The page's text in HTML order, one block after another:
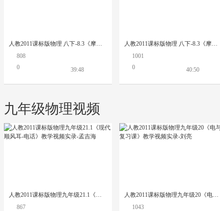
人教2011课标版物理 八下-8.3《摩擦力》教学视频实录-党娜
808
0
39:48
人教2011课标版物理 八下-8.3《摩擦力》教学视频实录-柏金波
1001
0
40:50
九年级物理视频
人教2011课标版物理九年级21.1《现代顺风耳-电话》教学视频实录-孟吉海
867
人教2011课标版物理九年级20《电与磁复习课》教学视频实录-刘亮
1043